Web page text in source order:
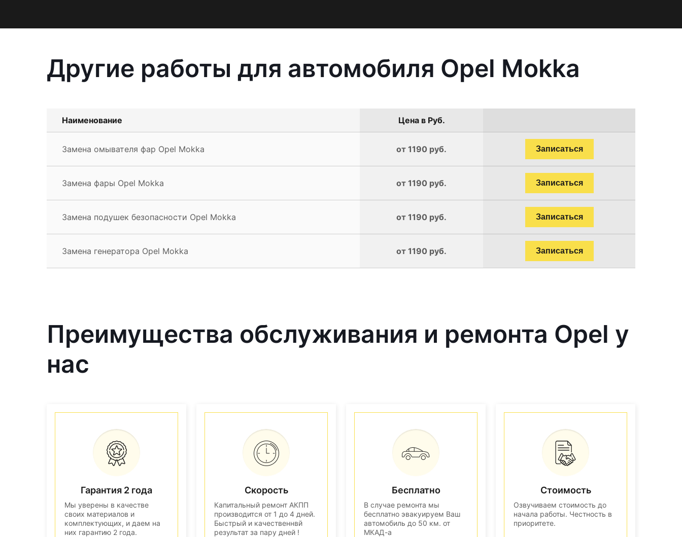
Другие работы для автомобиля Opel Mokka
Наименование Цена в Руб.
Замена омывателя фар Opel Mokka от 1190 руб. Записаться
Замена фары Opel Mokka от 1190 руб. Записаться
Замена подушек безопасности Opel Mokka от 1190 руб. Записаться
Замена генератора Opel Mokka от 1190 руб. Записаться
Преимущества обслуживания и ремонта Opel у
нас
Гарантия 2 года
Мы уверены в качестве
своих материалов и
комплектующих, и даем на
них гарантию 2 года.
Скорость
Капитальный ремонт АКПП
производится от 1 до 4 дней.
Быстрый и качественнвй
результат за пару дней !
Бесплатно
В случае ремонта мы
бесплатно эвакуируем Ваш
автомобиль до 50 км. от
МКАД-а
Стоимость
Озвучиваем стоимость до
начала работы. Честность в
приоритете.